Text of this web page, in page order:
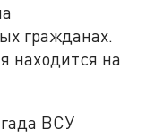
гражданах.
находится на
ВСУ